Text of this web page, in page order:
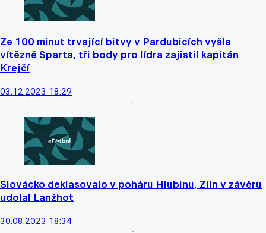
Ze 100 minut trvající bitvy v Pardubicích vyšla
vítězně Sparta, tři body pro lídra zajistil kapitán
Krejčí
03.12.2023 18:29
Slovácko deklasovalo v poháru Hlubinu, Zlín v závěru
udolal Lanžhot
30.08.2023 18:34